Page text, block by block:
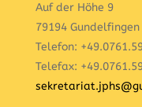
Auf der Höhe 9
79194 Gundelfingen
Telefon:
Telefax: